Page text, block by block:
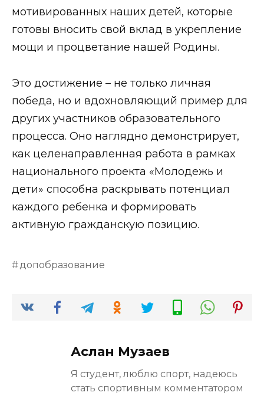
мотивированных наших детей, которые
готовы вносить свой вклад в укрепление
мощи и процветание нашей Родины.
Это достижение – не только личная
победа, но и вдохновляющий пример для
других участников образовательного
процесса. Оно наглядно демонстрирует,
как целенаправленная работа в рамках
национального проекта «Молодежь и
дети» способна раскрывать потенциал
каждого ребенка и формировать
активную гражданскую позицию.
допобразование
Аслан Музаев
Я студент, люблю спорт, надеюсь
стать спортивным комментатором